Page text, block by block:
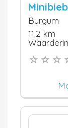
Burgum
11.2 km